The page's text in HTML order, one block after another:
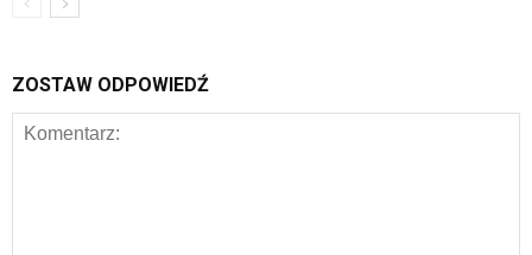
ZOSTAW ODPOWIEDŹ